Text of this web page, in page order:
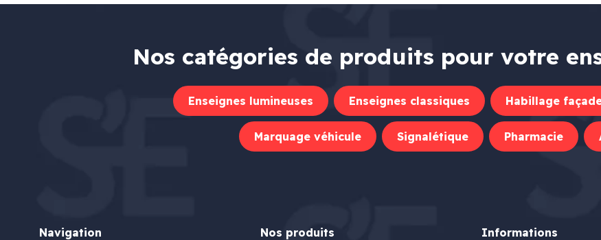
Nos catégories de produits pour votre
Enseignes lumineuses Enseignes classiques Habillage
Marquage véhicule Signalétique Pharmacie
Navigation Nos produits Informations